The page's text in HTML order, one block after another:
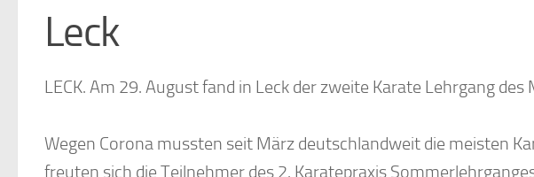
Leck
LECK. Am 29. August fand in Leck der zweite Karate Lehrgang
Wegen Corona mussten seit März deutschlandweit die meisten
freuten sich die Teilnehmer des 2. Karatepraxis